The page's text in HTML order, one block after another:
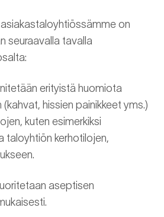
on
seuraavalla tavalla
erityistä huomiota
hissien painikkeet yms.)
kuten esimerkiksi
taloyhtiön kerhotilojen,
aseptisen